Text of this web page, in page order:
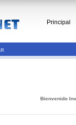
Principal
Bienvenido